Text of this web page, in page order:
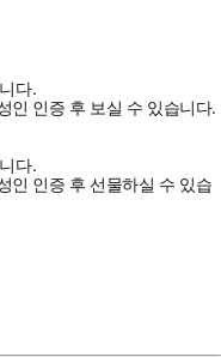
다.
인 인증 후 보실 수 있습니다.
다.
인 인증 후 선물하실 수 있습